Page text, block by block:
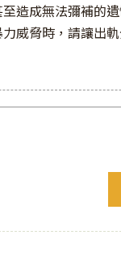
造成無法彌補的
威脅時，請讓出